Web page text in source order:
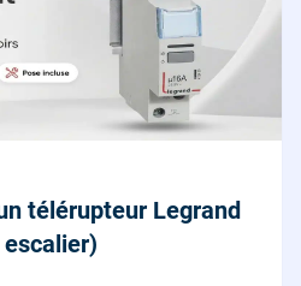
télérupteur Legrand